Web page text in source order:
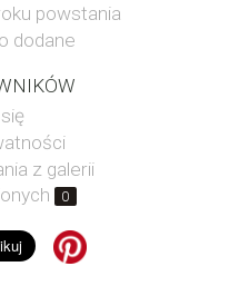
powstania
dodane
z galerii
0